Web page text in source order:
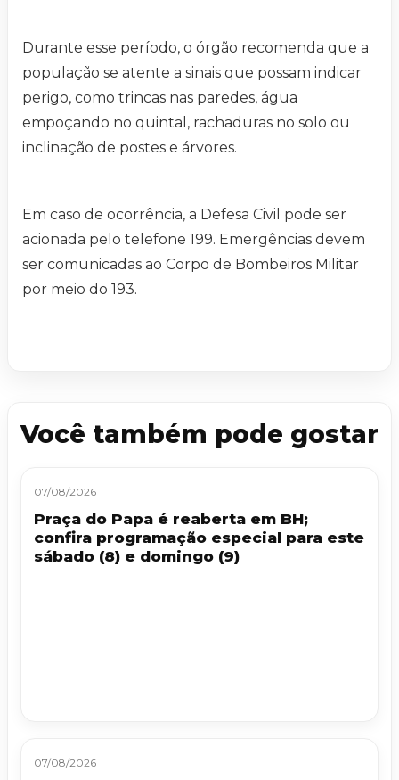
Durante esse período, o órgão recomenda que a
população se atente a sinais que possam indicar
perigo, como trincas nas paredes, água
empoçando no quintal, rachaduras no solo ou
inclinação de postes e árvores.
Em caso de ocorrência, a Defesa Civil pode ser
acionada pelo telefone 199. Emergências devem
ser comunicadas ao Corpo de Bombeiros Militar
por meio do 193.
Você também pode gostar
07/08/2026
Praça do Papa é reaberta em BH;
confira programação especial para este
sábado (8) e domingo (9)
07/08/2026